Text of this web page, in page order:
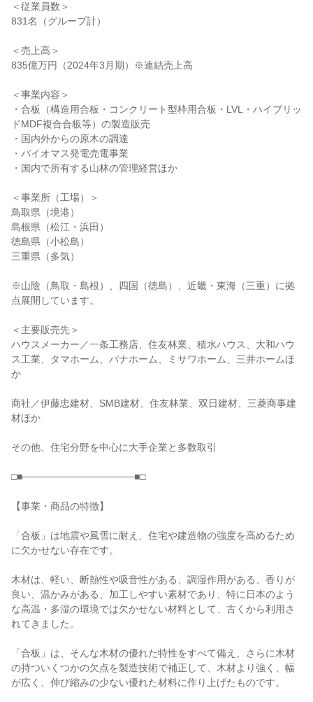
＜従業員数＞
831名（グループ計）
＜売上高＞
835億万円（2024年3月期）※連結売上高
＜事業内容＞
・合板（構造用合板・コンクリート型枠用合板・LVL・ハイブリッ
ドMDF複合合板等）の製造販売
・国内外からの原木の調達
・バイオマス発電売電事業
・国内で所有する山林の管理経営ほか
＜事業所（工場）＞
鳥取県（境港）
島根県（松江・浜田）
徳島県（小松島）
三重県（多気）
※山陰（鳥取・島根）、四国（徳島）、近畿・東海（三重）に拠
点展開しています。
＜主要販売先＞
ハウスメーカー／一条工務店、住友林業、積水ハウス、大和ハウ
ス工業、タマホーム、パナホーム、ミサワホーム、三井ホームほ
か
商社／伊藤忠建材、SMB建材、住友林業、双日建材、三菱商事建
材ほか
その他、住宅分野を中心に大手企業と多数取引
□■────────────────■□
【事業・商品の特徴】
「合板」は地震や風雪に耐え、住宅や建造物の強度を高めるため
に欠かせない存在です。
木材は、軽い、断熱性や吸音性がある、調湿作用がある、香りが
良い、温かみがある、加工しやすい素材であり、特に日本のよう
な高温・多湿の環境では欠かせない材料として、古くから利用さ
れてきました。
「合板」は、そんな木材の優れた特性をすべて備え、さらに木材
の持ついくつかの欠点を製造技術で補正して、木材より強く、幅
が広く、伸び縮みの少ない優れた材料に作り上げたものです。